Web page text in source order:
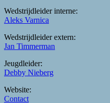
Wedstrijdleider interne:
Aleks Varnica
Wedstrijdleider extern:
Jan Timmerman
Jeugdleider:
Debby Nieberg
Website:
Contact